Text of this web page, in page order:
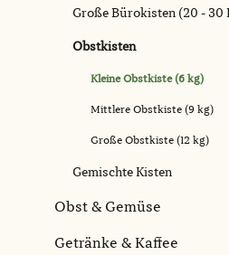
Große Bürokisten (20 - 30
Obstkisten
Kleine Obstkiste (6 kg)
Mittlere Obstkiste (9 kg)
Große Obstkiste (12 kg)
Gemischte Kisten
Obst & Gemüse
Getränke & Kaffee